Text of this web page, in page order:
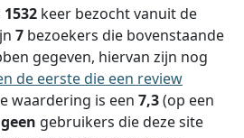
1532 keer bezocht vanuit de
7 bezoekers die bovenstaande
gegeven, hiervan zijn nog
de eerste die een review
waardering is een 7,3(op een
geen gebruikers die deze site